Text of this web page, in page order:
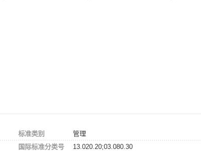
标准类别
管理
国际标准分类号
13.020.20;03.080.30